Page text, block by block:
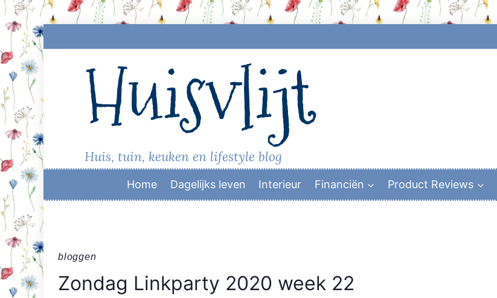
Skip
to
Huisvlijt
Huis, tuin, keuken en lifestyle blog
Home Dagelijks leven Interieur Financiën Product Reviews
bloggen
Zondag Linkparty 2020 week 22